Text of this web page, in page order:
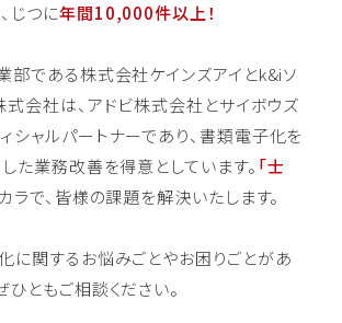
じつに年間10,000件以上！
部である株式会社ケインズアイとk&iソ
式会社は、アドビ株式会社とサイボウズ
シャルパートナーであり、書類電子化を
た業務改善を得意としています。 「士
ラで、皆様の課題を解決いたします。
に関するお悩みごとやお困りごとがあ
ひともご相談ください。